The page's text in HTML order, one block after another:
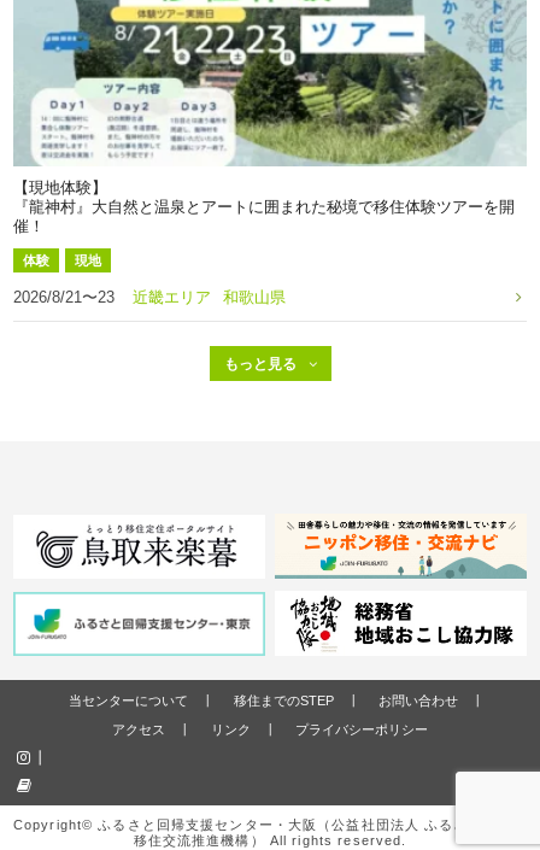
【現地体験】
『龍神村』大自然と温泉とアートに囲まれた秘境で移住体験ツアーを開
催！
体験 現地
2026/8/21〜23 近畿エリア 和歌山県
当センターについて 移住までのSTEP
お問い合わせ
アクセス
リンク プライバシーポリシー
Copyright© ふるさと回帰支援センター・大阪（公益社団法人 ふるさと回帰・
移住交流推進機構） All rights reserved.